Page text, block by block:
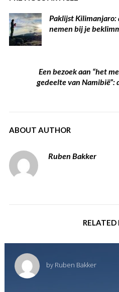
Paklijst Kilimanjaro:
nemen bij je
Een bezoek aan “het
gedeelte van Namibië”:
ABOUT AUTHOR
Ruben Bakker
RELATED
by Ruben Bakker